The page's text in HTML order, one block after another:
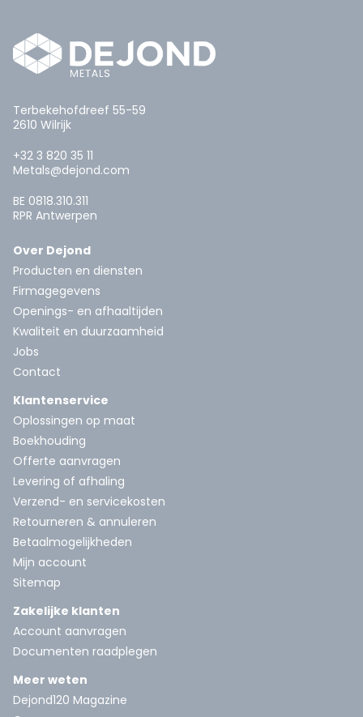
Terbekehofdreef 55-59
2610 Wilrijk
+32 3 820 35 11
Metals@dejond.com
BE 0818.310.311
RPR Antwerpen
Over Dejond
Producten en diensten
Firmagegevens
Openings- en afhaaltijden
Kwaliteit en duurzaamheid
Jobs
Contact
Klantenservice
Oplossingen op maat
Boekhouding
Offerte aanvragen
Levering of afhaling
Verzend- en servicekosten
Retourneren & annuleren
Betaalmogelijkheden
Mijn account
Sitemap
Zakelijke klanten
Account aanvragen
Documenten raadplegen
Meer weten
Dejond120 Magazine